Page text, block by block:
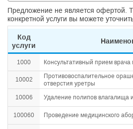
Предложение не является офертой.
конкретной услуги вы можете
Код
услуги
1000 Консультативный прием врача
10002
Противовоспалительное
отверстия уретры
10006
Удаление полипов влагалища
100060 Проведение медицинского